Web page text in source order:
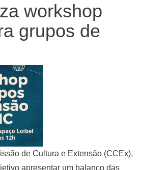
workshop
grupos de
de Cultura e Extensão (CCEx),
apresentar um balanço das